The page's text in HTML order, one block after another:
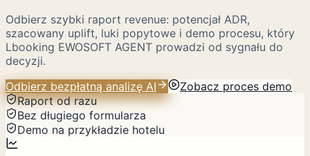
Odbierz szybki raport revenue: potencjał ADR,
szacowany uplift, luki popytowe i demo procesu, który
Lbooking EWOSOFT AGENT prowadzi od sygnału do
decyzji.
Odbierz bezpłatną analizę AI
Zobacz proces demo
Raport od razu
Bez długiego formularza
Demo na przykładzie hotelu